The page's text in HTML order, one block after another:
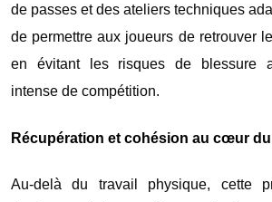
de passes et des ateliers techniques
de permettre aux joueurs de retrouver
en évitant les risques de blessure
intense de compétition.
Récupération et cohésion au cœur
Au-delà du travail physique, cette